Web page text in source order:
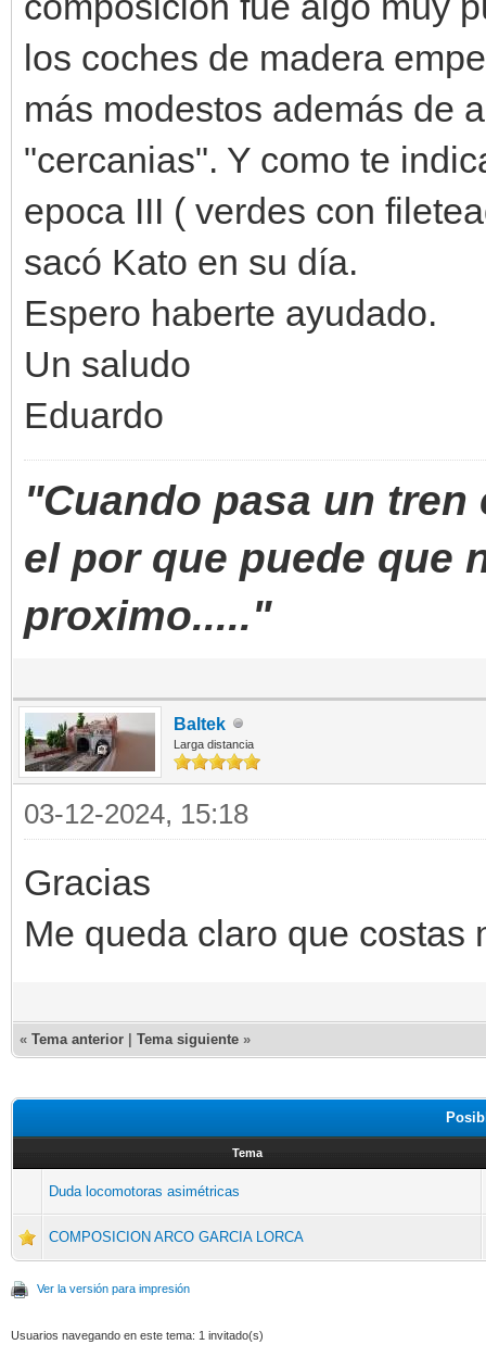
los coches de madera
más modestos además de
"cercanias". Y como te
epoca III ( verdes con
sacó Kato en su día.
Espero haberte ayudado.
Un saludo
Eduardo
"Cuando pasa un
el por que puede que
proximo....."
Baltek
Larga distancia
03-12-2024, 15:18
Gracias
Me queda claro que costas
« Tema anterior | Tema siguiente »
Tema
Duda locomotoras asimétricas
COMPOSICION ARCO GARCIA LORCA
Ver la versión para impresión
Usuarios navegando en este tema: 1 invitado(s)